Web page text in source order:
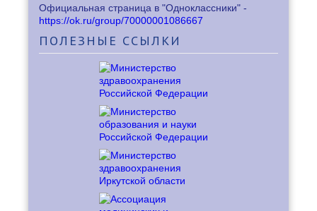
Официальная страница в "Одноклассники" -
https://ok.ru/group/70000001086667
ПОЛЕЗНЫЕ ССЫЛКИ